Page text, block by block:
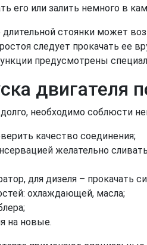
его или залить немного в
стоянки может
следует прокачать ее
предусмотрены
двигателя
необходимо соблюсти
качество соединения;
желательно
для дизеля – прокачать
охлаждающей, масла;
на новые.